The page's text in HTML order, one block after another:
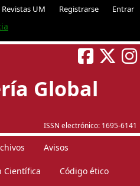
Revistas UM Registrarse Entrar
ISSN electrónico: 1695-6141
Global
Avisos
Científica Código ético